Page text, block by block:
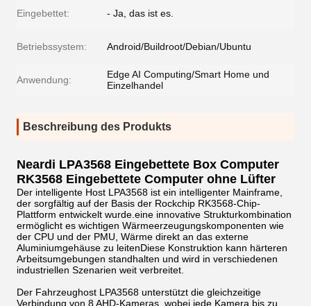
Eingebettet: - Ja, das ist es.
Betriebssystem: Android/Buildroot/Debian/Ubuntu
Anwendung:
Edge AI Computing/Smart Home und
Einzelhandel
Beschreibung des Produkts
Neardi LPA3568 Eingebettete Box Computer
RK3568 Eingebettete Computer ohne Lüfter
Der intelligente Host LPA3568 ist ein intelligenter Mainframe,
der sorgfältig auf der Basis der Rockchip RK3568-Chip-
Plattform entwickelt wurde.eine innovative Strukturkombination
ermöglicht es wichtigen Wärmeerzeugungskomponenten wie
der CPU und der PMU, Wärme direkt an das externe
Aluminiumgehäuse zu leitenDiese Konstruktion kann härteren
Arbeitsumgebungen standhalten und wird in verschiedenen
industriellen Szenarien weit verbreitet.
Der Fahrzeughost LPA3568 unterstützt die gleichzeitige
Verbindung von 8 AHD-Kameras, wobei jede Kamera bis zu